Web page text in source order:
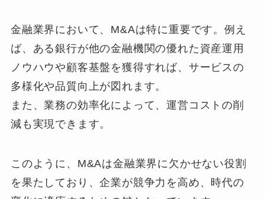
金融業界において、M&Aは特に重要です。例え
ば、ある銀行が他の金融機関の優れた資産運用
ノウハウや顧客基盤を獲得すれば、サービスの
多様化や品質向上が図れます。
また、業務の効率化によって、運営コストの削
減も実現できます。
このように、M&Aは金融業界に欠かせない役割
を果たしており、企業が競争力を高め、時代の